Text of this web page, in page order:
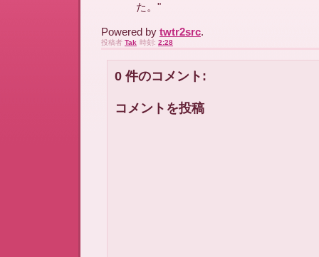
た。"
Powered by twtr2src.
投稿者 Tak 時刻: 2:28
0 件のコメント:
コメントを投稿